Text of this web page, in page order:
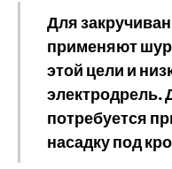
Для
применяют
этой цели и
электродрель.
потребуется
насадку под